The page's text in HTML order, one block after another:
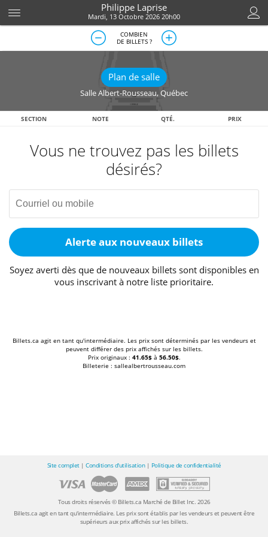
Philippe Laprise
Mardi, 13 Octobre 2026 20h00
COMBIEN
DE BILLETS ?
Plan de salle
Salle Albert-Rousseau,Québec
SECTION NOTE QTÉ. PRIX
Vous ne trouvez pas les billets
désirés?
Alerte aux nouveaux billets
Soyez averti dès que de nouveaux billets sont disponibles en
vous inscrivant à notre liste prioritaire.
Billets.ca agit en tant qu'intermédiaire. Les prix sont déterminés par les vendeurs et
peuvent différer des prix affichés sur les billets.
Prix originaux : 41.65$à 56.50$.
Billeterie : sallealbertrousseau.com
Site complet| Conditions d'utilisation| Politique de confidentialité
Tous droits réservés © Billets.ca Marché de Billet Inc. 2026
Billets.ca agit en tant qu'intermédiaire. Les prix sont établis par les vendeurs et peuvent être
supérieurs aux prix affichés sur les billets.